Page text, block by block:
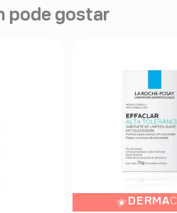
pode gostar
DERMA